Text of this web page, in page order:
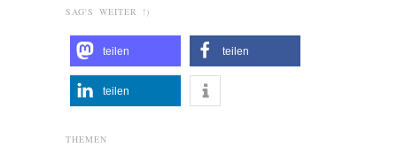
SAG'S WEITER !)
teilen teilen
teilen
THEMEN